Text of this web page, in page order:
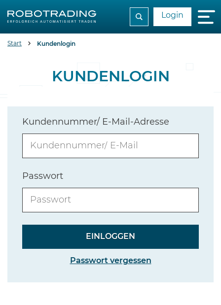
Login
Start Kundenlogin
KUNDENLOGIN
Kundennummer/ E-Mail-Adresse
Passwort
Passwort vergessen